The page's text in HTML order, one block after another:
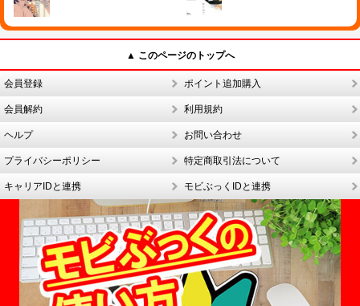
▲ このページのトップへ
会員登録 ポイント追加購入
会員解約 利用規約
ヘルプ お問い合わせ
プライバシーポリシー 特定商取引法について
キャリアIDと連携 モビぶっくIDと連携